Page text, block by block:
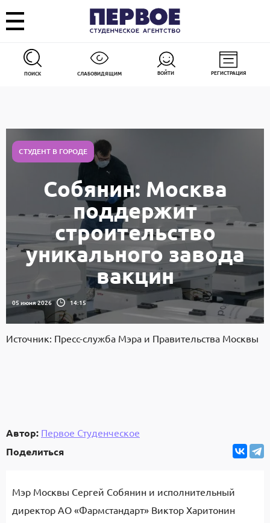
ПОИСК СЛАБОВИДЯЩИМ ВОЙТИ РЕГИСТРАЦИЯ
СТУДЕНТ В ГОРОДЕ
Собянин: Москва
поддержит
строительство
уникального завода
вакцин
05 июня 2026 14:15
Источник: Пресс-служба Мэра и Правительства Москвы
Автор: Первое Студенческое
Поделиться
Мэр Москвы Сергей Собянин и исполнительный
директор АО «Фармстандарт» Виктор Харитонин